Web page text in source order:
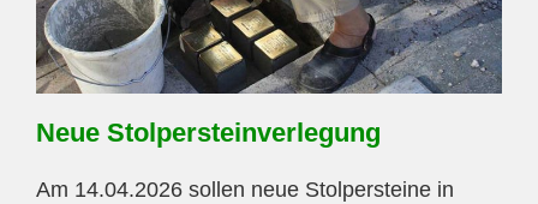
Neue Stolpersteinverlegung
Am 14.04.2026 sollen neue Stolpersteine in